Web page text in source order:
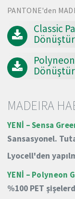
PANTONE'den
Classic
MADEIRA
YENİ – Sensa
Sansasyonel.
Lyocell'den
YENİ – Polyneon
%100 PET